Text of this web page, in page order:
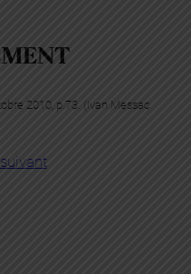
2010, p.73. (Ivan Messac
suivant